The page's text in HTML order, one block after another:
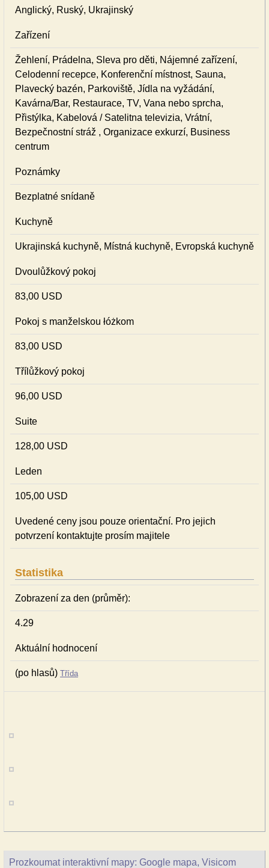
Anglický, Ruský, Ukrajinský
Zařízení
Žehlení, Prádelna, Sleva pro děti, Nájemné zařízení,
Celodenní recepce, Konferenční místnost, Sauna,
Plavecký bazén, Parkoviště, Jídla na vyžádání,
Kavárna/Bar, Restaurace, TV, Vana nebo sprcha,
Přistýlka, Kabelová / Satelitna televizia, Vrátní,
Bezpečnostní stráž , Organizace exkurzí, Business
centrum
Poznámky
Bezplatné snídaně
Kuchyně
Ukrajinská kuchyně, Místná kuchyně, Evropská kuchyně
Dvoulůžkový pokoj
83,00 USD
Pokoj s manželskou łóżkom
83,00 USD
Třílůžkový pokoj
96,00 USD
Suite
128,00 USD
Leden
105,00 USD
Uvedené ceny jsou pouze orientační. Pro jejich
potvrzení kontaktujte prosím majitele
Statistika
Zobrazení za den (průměr):
4.29
Aktuální hodnocení
(po hlasů) Třída
Prozkoumat interaktivní mapy: Google mapa, Visicom